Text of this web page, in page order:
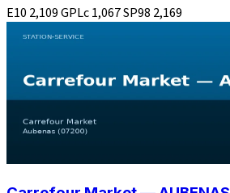
E10 2,109GPLc1,067SP98 2,169